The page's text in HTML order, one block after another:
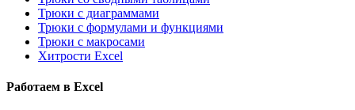
Трюки с диаграммами
Трюки с формулами и функциями
Трюки с макросами
Хитрости Excel
Работаем в Excel